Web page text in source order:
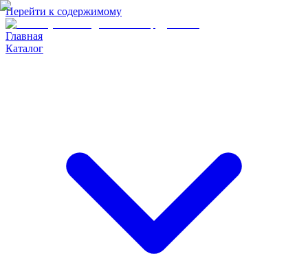
Перейти к содержимому
Главная
Каталог